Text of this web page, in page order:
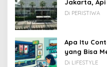
Jakarta,
Di PERISTIWA
Apa Itu
yang Bisa
Rupiah
Di LIFESTYLE